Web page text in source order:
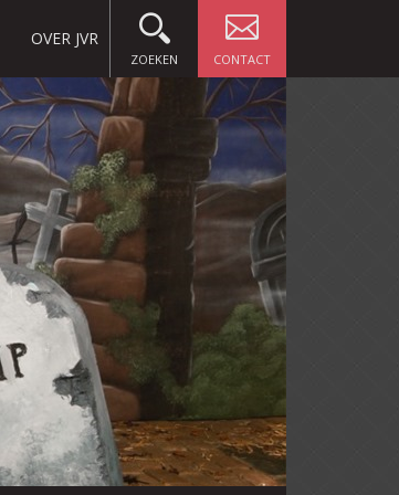
OVER JVR
CONTACT
ZOEKEN